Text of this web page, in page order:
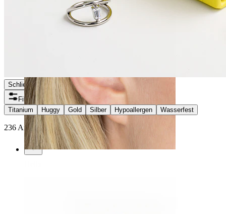
Schließen
Filter
Titanium
Huggy Gold Silber Hypoallergen Wasserfest
236 Artikel gefunden